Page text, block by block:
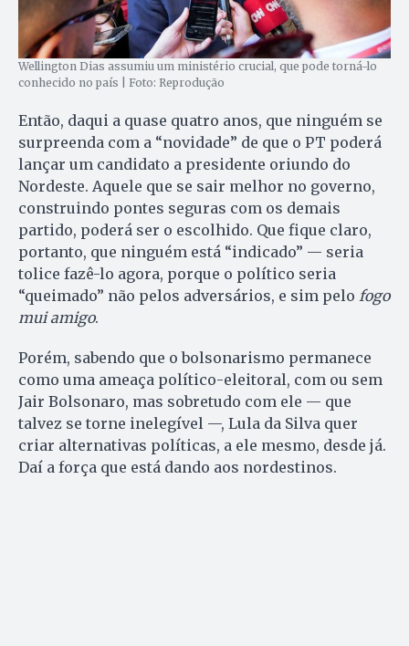
Wellington Dias assumiu um ministério crucial, que pode torná-lo
conhecido no país | Foto: Reprodução
Então, daqui a quase quatro anos, que ninguém se
surpreenda com a “novidade” de que o PT poderá
lançar um candidato a presidente oriundo do
Nordeste. Aquele que se sair melhor no governo,
construindo pontes seguras com os demais
partido, poderá ser o escolhido. Que fique claro,
portanto, que ninguém está “indicado” — seria
tolice fazê-lo agora, porque o político seria
“queimado” não pelos adversários, e sim pelo fogo
mui amigo.
Porém, sabendo que o bolsonarismo permanece
como uma ameaça político-eleitoral, com ou sem
Jair Bolsonaro, mas sobretudo com ele — que
talvez se torne inelegível —, Lula da Silva quer
criar alternativas políticas, a ele mesmo, desde já.
Daí a força que está dando aos nordestinos.